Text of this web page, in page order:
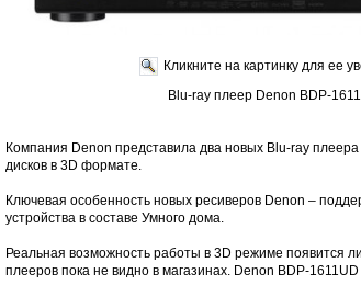
Кликните на картинку для ее
Blu-ray плеер Denon BDP-
Компания Denon представила два новых Blu-ray
дисков в 3D формате.
Ключевая особенность новых ресиверов Denon –
устройства в составе Умного дома.
Реальная возможность работы в 3D режиме появится
плееров пока не видно в магазинах. Denon BDP-